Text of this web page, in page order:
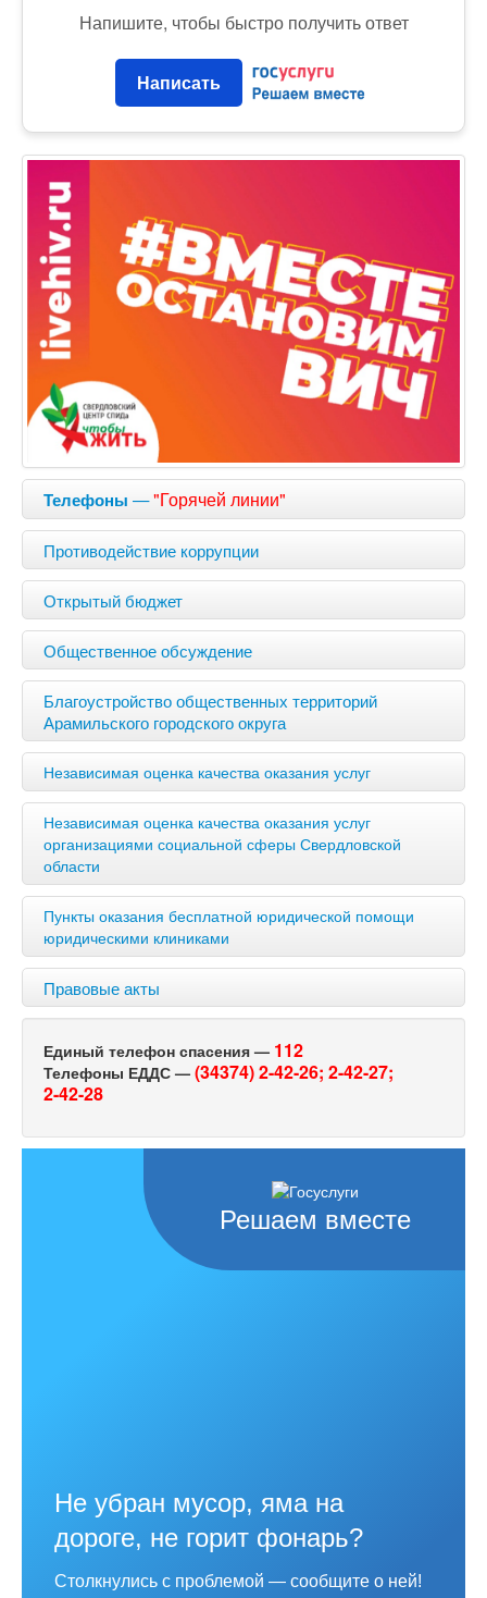
Напишите, чтобы быстро получить ответ
Написать
Телефоны —"Горячей линии"
Противодействие коррупции
Открытый бюджет
Общественное обсуждение
Благоустройство общественных территорий
Арамильского городского округа
Независимая оценка качества оказания услуг
Независимая оценка качества оказания услуг
организациями социальной сферы Свердловской
области
Пункты оказания бесплатной юридической помощи
юридическими клиниками
Правовые акты
Единый телефон спасения — 112
Телефоны ЕДДС — (34374) 2-42-26; 2-42-27;
2-42-28
Решаем вместе
Не убран мусор, яма на
дороге, не горит фонарь?
Столкнулись с проблемой — сообщите о ней!